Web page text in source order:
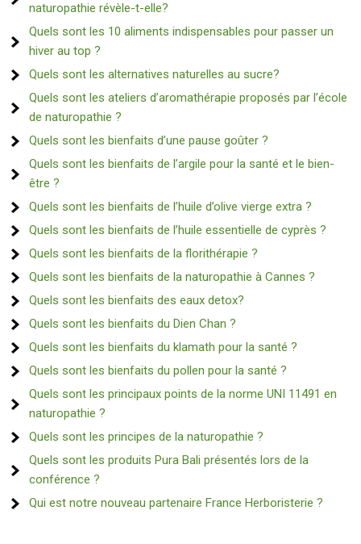
naturopathie révèle-t-elle?
Quels sont les 10 aliments indispensables pour passer un
hiver au top ?
Quels sont les alternatives naturelles au sucre?
Quels sont les ateliers d’aromathérapie proposés par l’école
de naturopathie ?
Quels sont les bienfaits d’une pause goûter ?
Quels sont les bienfaits de l’argile pour la santé et le bien-
être ?
Quels sont les bienfaits de l’huile d’olive vierge extra ?
Quels sont les bienfaits de l’huile essentielle de cyprès ?
Quels sont les bienfaits de la florithérapie ?
Quels sont les bienfaits de la naturopathie à Cannes ?
Quels sont les bienfaits des eaux detox?
Quels sont les bienfaits du Dien Chan ?
Quels sont les bienfaits du klamath pour la santé ?
Quels sont les bienfaits du pollen pour la santé ?
Quels sont les principaux points de la norme UNI 11491 en
naturopathie ?
Quels sont les principes de la naturopathie ?
Quels sont les produits Pura Bali présentés lors de la
conférence ?
Qui est notre nouveau partenaire France Herboristerie ?